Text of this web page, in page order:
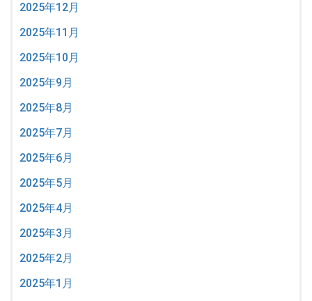
2025年12月
2025年11月
2025年10月
2025年9月
2025年8月
2025年7月
2025年6月
2025年5月
2025年4月
2025年3月
2025年2月
2025年1月